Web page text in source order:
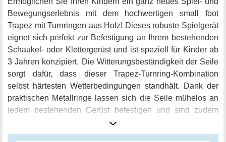
Bewegungserlebnis mit dem hochwertigen small foot
Trapez mit Turnringen aus Holz! Dieses robuste Spielgerät
eignet sich perfekt zur Befestigung an Ihrem bestehenden
Schaukel- oder Klettergerüst und ist speziell für Kinder ab
3 Jahren konzipiert. Die Witterungsbeständigkeit der Seile
sorgt dafür, dass dieser Trapez-Turnring-Kombination
selbst härtesten Wetterbedingungen standhält. Dank der
praktischen Metallringe lassen sich die Seile mühelos an
jedem bestehenden Gerüst befestigen und sind zudem
längenverstellbar. Die beiden Turnringe sind mit einem
Durchmesser von ca. 15 cm ideal für Kinderhände